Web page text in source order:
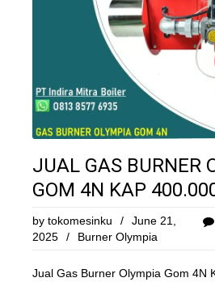
JUAL GAS BURNER
GOM 4N KAP
by tokomesinku /
June 21,
2025
/ Burner Olympia
Jual Gas Burner Olympia Gom 4N